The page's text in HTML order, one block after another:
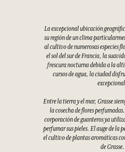
La excepcional ubicación
su región de un clima
al cultivo de numerosas especies
el sol del sur de Francia, la
frescura nocturna debida a la
cursos de agua, la ciudad
Entre la tierra y el mar, Grasse
la cosecha de flores
corporación de guanteros ya
perfumar sus pieles. El auge de la
el cultivo de plantas aromáticas
de Grasse.